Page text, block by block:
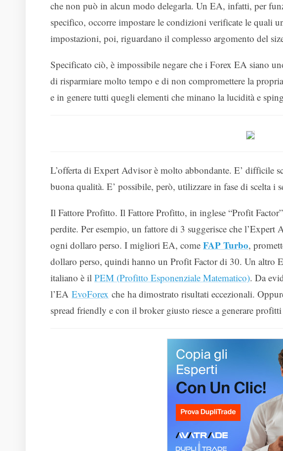
che non può in alcun modo delegarla. Un EA, infatti, per
specifico, occorre impostare le condizioni verificate le quali
impostazioni, poi, riguardano il complesso argomento del
Specificato ciò, è impossibile negare che i Forex EA siano
di risparmiare molto tempo e di non compromettere la
e in genere tutti quegli elementi che minano la lucidità e
L’offerta di Expert Advisor è molto abbondante. E’ difficile
buona qualità. E’ possibile, però, utilizzare in fase di scelta i
Il Fattore Profitto. Il Fattore Profitto, in inglese “Profit
perdite. Per esempio, un fattore di 3 suggerisce che
ogni dollaro perso. I migliori EA, come FAP Turbo,
dollaro perso, quindi hanno un Profit Factor di 30. Un altro
italiano è il PEM (Profitto Esponenziale Matematico). Da
l’EA EvoForex che ha dimostrato risultati eccezionali.
spread friendly e con il broker giusto riesce a generare